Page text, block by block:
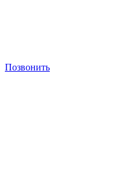
Позвонить